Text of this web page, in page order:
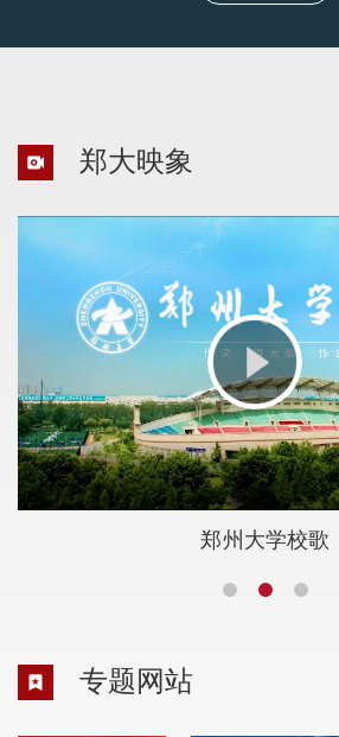
郑大映象
郑州大学校歌
专题网站